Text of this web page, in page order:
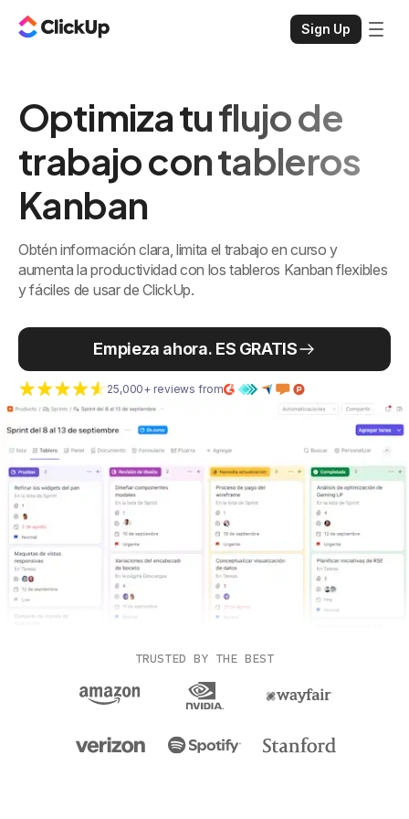
Sign Up
Optimiza tu flujo de
trabajo con tableros
Kanban
Obtén información clara, limita el trabajo en curso y
aumenta la productividad con los tableros Kanban flexibles
y fáciles de usar de ClickUp.
Empieza ahora. ES GRATIS
25,000+ reviews from
TRUSTED BY THE BEST